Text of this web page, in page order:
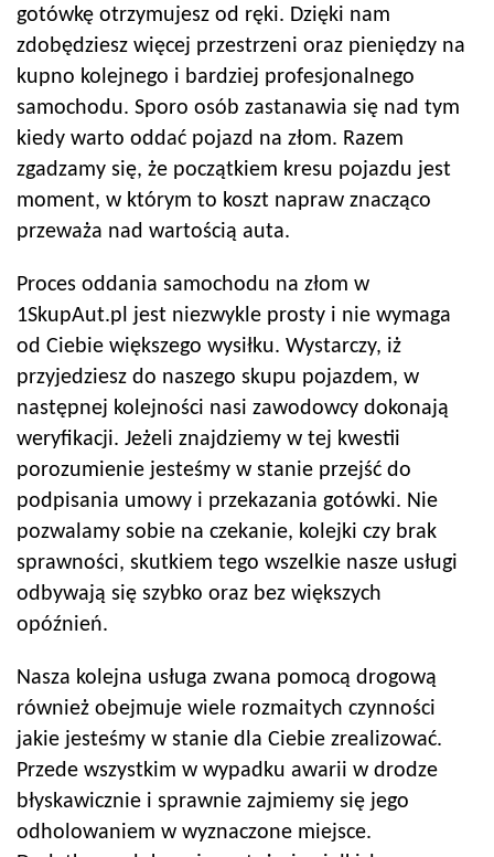
gotówkę otrzymujesz od ręki. Dzięki nam
zdobędziesz więcej przestrzeni oraz pieniędzy na
kupno kolejnego i bardziej profesjonalnego
samochodu. Sporo osób zastanawia się nad tym
kiedy warto oddać pojazd na złom. Razem
zgadzamy się, że początkiem kresu pojazdu jest
moment, w którym to koszt napraw znacząco
przeważa nad wartością auta.
Proces oddania samochodu na złom w
1SkupAut.pl jest niezwykle prosty i nie wymaga
od Ciebie większego wysiłku. Wystarczy, iż
przyjedziesz do naszego skupu pojazdem, w
następnej kolejności nasi zawodowcy dokonają
weryfikacji. Jeżeli znajdziemy w tej kwestii
porozumienie jesteśmy w stanie przejść do
podpisania umowy i przekazania gotówki. Nie
pozwalamy sobie na czekanie, kolejki czy brak
sprawności, skutkiem tego wszelkie nasze usługi
odbywają się szybko oraz bez większych
opóźnień.
Nasza kolejna usługa zwana pomocą drogową
również obejmuje wiele rozmaitych czynności
jakie jesteśmy w stanie dla Ciebie zrealizować.
Przede wszystkim w wypadku awarii w drodze
błyskawicznie i sprawnie zajmiemy się jego
odholowaniem w wyznaczone miejsce.